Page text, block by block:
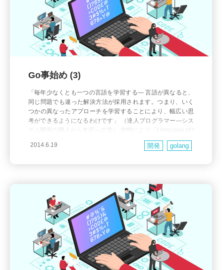
Go事始め (3)
「毎年少なくとも一つの言語を学習する― 言語が異なると、
同じ問題でも違った解決方法が採用されます。つまり、いく
つかの異なったアプローチを学習することにより、幅広い思
考ができるようになるわけです」 （達人プログラマー―シス
テム開発の職人から名匠への道） 怠惰により「Language of t
he Year」といったペースは果たせていませんが、それでも複
数の言語を学ぶ効力はそれなりに知っているつもり
2014.6.19 開発 golang